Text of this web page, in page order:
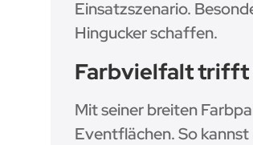
Einsatzszenario.
Hingucker schaffen.
Farbvielfalt trifft
Mit seiner breiten
Eventflächen. So